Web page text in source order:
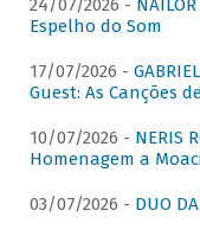
24/07/2026 -
Espelho do Som
17/07/2026 -
Guest: As Canções
10/07/2026 - NERIS
Homenagem a
03/07/2026 - DUO